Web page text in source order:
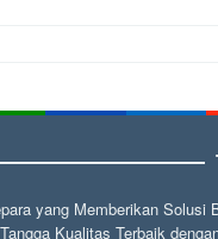
yang Memberikan
Kualitas Terbaik